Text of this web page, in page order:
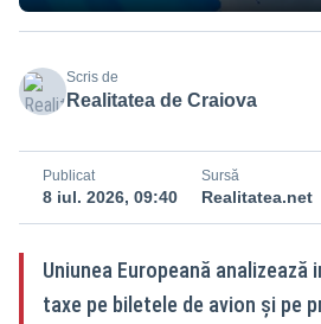
Scris de
Realitatea de Craiova
Publicat
8 iul. 2026, 09:40
Sursă
Realitatea.net
Uniunea Europeană
taxe pe biletele de avion și pe